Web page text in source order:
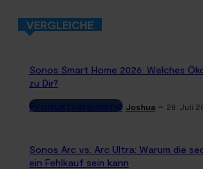
VERGLEICHE
Sonos Smart Home 2026: Welches
zu Dir?
Produktvergleiche Joshua - 28. Juli
Sonos Arc vs. Arc Ultra: Warum die
ein Fehlkauf sein kann